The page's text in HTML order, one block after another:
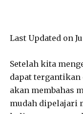
Last Updated on
Setelah kita
dapat tergantikan
akan membahas
mudah dipelajari